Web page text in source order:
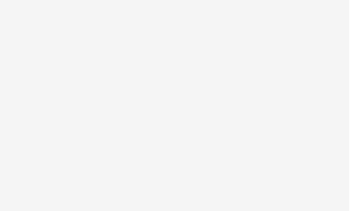
assisterti quando ne avrai bisogno.